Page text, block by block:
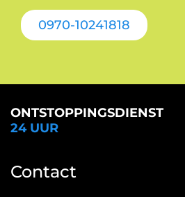
0970-10241818
ONTSTOPPINGSDIENST
24 UUR
Contact